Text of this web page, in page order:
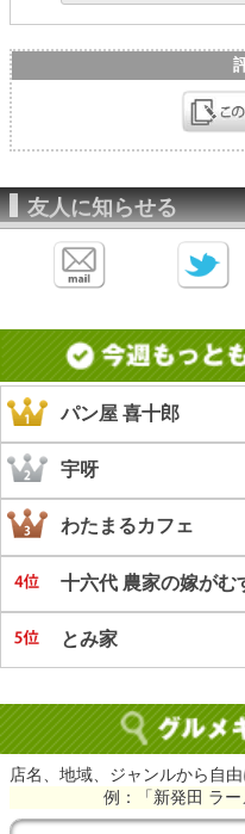
友人に知らせる
パン屋 喜十郎
宇呀
わたまるカフェ
十六代 農家の嫁がむ
とみ家
店名、地域、ジャンルから自
例：「新発田 ラ